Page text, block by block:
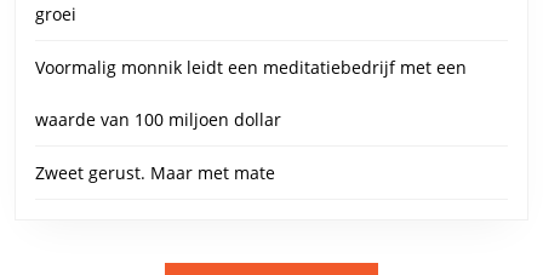
groei
Voormalig monnik leidt een meditatiebedrijf met een
waarde van 100 miljoen dollar
Zweet gerust. Maar met mate